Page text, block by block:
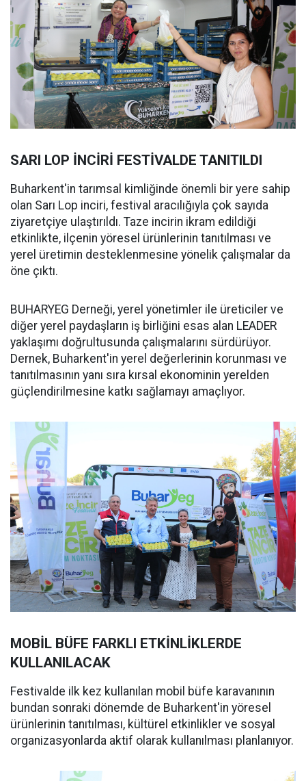
SARI LOP İNCİRİ FESTİVALDE TANITILDI
Buharkent'in tarımsal kimliğinde önemli bir yere sahip
olan Sarı Lop inciri, festival aracılığıyla çok sayıda
ziyaretçiye ulaştırıldı. Taze incirin ikram edildiği
etkinlikte, ilçenin yöresel ürünlerinin tanıtılması ve
yerel üretimin desteklenmesine yönelik çalışmalar da
öne çıktı.
BUHARYEG Derneği, yerel yönetimler ile üreticiler ve
diğer yerel paydaşların iş birliğini esas alan LEADER
yaklaşımı doğrultusunda çalışmalarını sürdürüyor.
Dernek, Buharkent'in yerel değerlerinin korunması ve
tanıtılmasının yanı sıra kırsal ekonominin yerelden
güçlendirilmesine katkı sağlamayı amaçlıyor.
MOBİL BÜFE FARKLI ETKİNLİKLERDE
KULLANILACAK
Festivalde ilk kez kullanılan mobil büfe karavanının
bundan sonraki dönemde de Buharkent'in yöresel
ürünlerinin tanıtılması, kültürel etkinlikler ve sosyal
organizasyonlarda aktif olarak kullanılması planlanıyor.